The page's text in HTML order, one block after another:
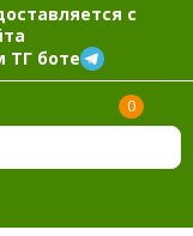
с
ТГ боте
0